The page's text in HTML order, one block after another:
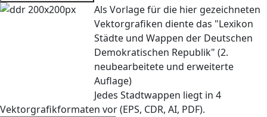
Als Vorlage für die hier gezeichneten
Vektorgrafiken diente das "Lexikon
Städte und Wappen der Deutschen
Demokratischen Republik" (2.
neubearbeitete und erweiterte
Auflage)
Jedes Stadtwappen liegt in 4
Vektorgrafikformaten vor (EPS, CDR, AI, PDF).